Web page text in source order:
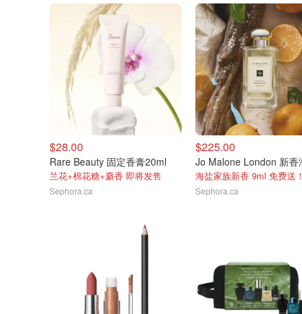
$28.00
Rare Beauty 固定香膏20ml
兰花+棉花糖+麝香 即将发售
Sephora.ca
$225.00
海盐家族新香 9ml 免费送！
Sephora.ca